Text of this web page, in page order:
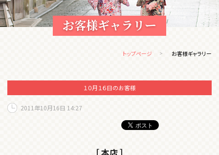
お客様ギャラリー
トップページ お客様ギャラリー
１０月１６日のお客様
2011年10月16日 14:27
［ 本店 ］